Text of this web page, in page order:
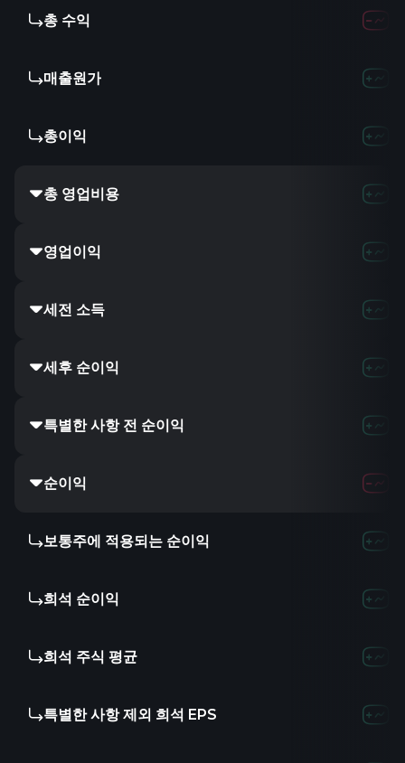
총 수익 30.41B
매출원가 23.82B
총이익 6.59B
총 영업비용
영업이익 5.5B7.74B
세전 소득 5.74B
세후 순이익 4.73B
특별한 사항 전 순이익 4.73B
순이익 4.75B
보통주에 적용되는 순이익
희석 순이익
희석 주식 평균 --
특별한 사항 제외 희석 EPS - -